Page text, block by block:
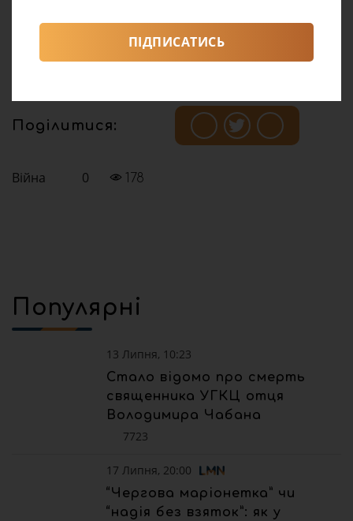
Поділитися:
Війна 0 178
Популярні
13 Липня, 10:23
Стало відомо про смерть
священника УГКЦ отця
Володимира Чабана
7723
17 Липня, 20:00
“Чергова маріонетка” чи
“надія без взяток”: як у
ПІДПИСАТИСЬ